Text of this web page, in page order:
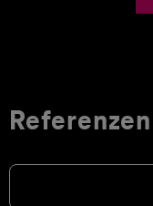
Referenzen